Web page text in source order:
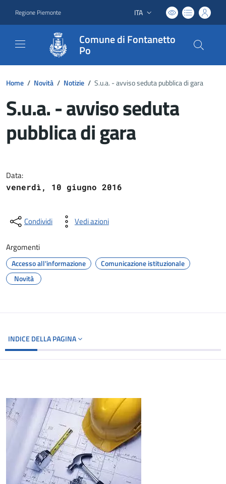
Regione Piemonte Lingua attiva:
ITA
Comune di Fontanetto
Po
Home / Novità / Notizie / S.u.a. - avviso seduta pubblica di gara
S.u.a. - avviso seduta
pubblica di gara
Data:
venerdì, 10 giugno 2016
Condividi Vedi azioni
Argomenti
Accesso all'informazione
Comunicazione istituzionale
Novità
INDICE DELLA PAGINA